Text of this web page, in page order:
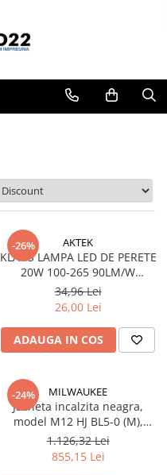
-26% AKTEK
KLAUS LAMPA LED DE PERETE
20W 100-265 90LM/W
163*60*205MM PP+PP
IP54(40)
34,96 Lei
26,00 Lei
ADAUGA IN COS
-24% MILWAUKEE
Jacheta incalzita neagra,
model M12 HJ BL5-0 (M),
(4933478968)
1.126,32 Lei
855,15 Lei